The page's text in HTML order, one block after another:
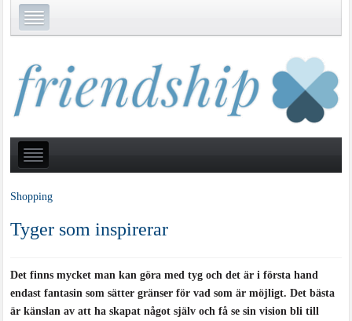
Shopping
Tyger som inspirerar
Det finns mycket man kan göra med tyg och det är i första hand
endast fantasin som sätter gränser för vad som är möjligt. Det bästa
är känslan av att ha skapat något själv och få se sin vision bli till